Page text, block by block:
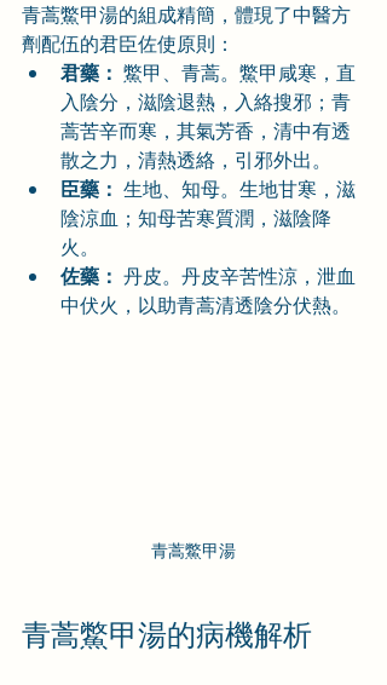
青蒿鱉甲湯的組成精簡，體現了中醫方
劑配伍的君臣佐使原則：
君藥： 鱉甲、青蒿。鱉甲咸寒，直
入陰分，滋陰退熱，入絡搜邪；青
蒿苦辛而寒，其氣芳香，清中有透
散之力，清熱透絡，引邪外出。
臣藥： 生地、知母。生地甘寒，滋
陰涼血；知母苦寒質潤，滋陰降
火。
佐藥： 丹皮。丹皮辛苦性涼，泄血
中伏火，以助青蒿清透陰分伏熱。
青蒿鱉甲湯
青蒿鱉甲湯的病機解析